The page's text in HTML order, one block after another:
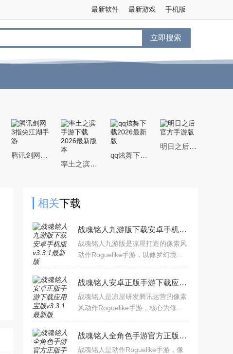
手机版
最新游戏
最新软件
立即搜索
腾讯剑网3指尖江湖手游
率土之滨手游下载2026最新版本
qq炫舞下载2026最新版
明日之后官方手游版
相关下载
战魂铭人九游版下载安卓手机版v3.3.1最新版
战魂铭人九游版是凉屋打造的像素风
动作Roguelike手游，以修罗幻境为
道具组合、联机战斗玩法。九游专属
福利助力养成，像素3D视听
战魂铭人安卓正版手游下载应用宝版v3.3.1最新版
战魂铭人是凉屋研发腾讯运营的像素
风动作Roguelike手游，核心为修罗
角色含近战远程魔法（多莉可协同无
人机），道具自由搭配触发
战魂铭人全角色手游官方正版手机版v3.0.0安卓版
战魂铭人是动作Roguelike手游，像